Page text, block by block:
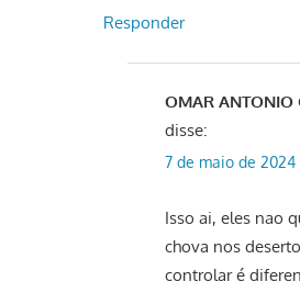
Responder
OMAR ANTONIO
disse:
7 de maio de 2024
Isso ai, eles nao
chova nos
controlar é